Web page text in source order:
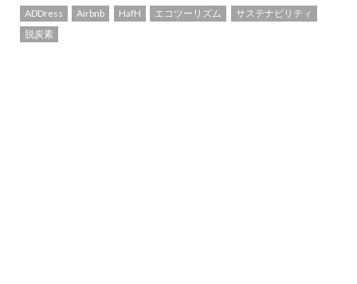
ADDress
Airbnb HafH エコツーリズム
サステナビリティ
脱炭素